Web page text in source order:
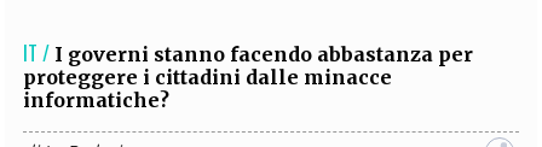
IT / I governi stanno facendo abbastanza per
proteggere i cittadini dalle minacce
informatiche?